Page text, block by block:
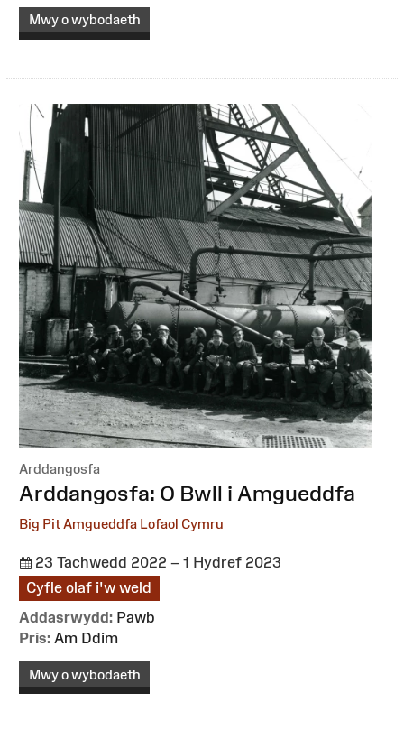
Mwy o wybodaeth
Arddangosfa
:Arddangosfa: O Bwll i Amgueddfa
Big Pit Amgueddfa Lofaol Cymru
23 Tachwedd 2022 – 1 Hydref 2023
Cyfle olaf i'w weld
Addasrwydd: Pawb
Pris: Am Ddim
Mwy o wybodaeth